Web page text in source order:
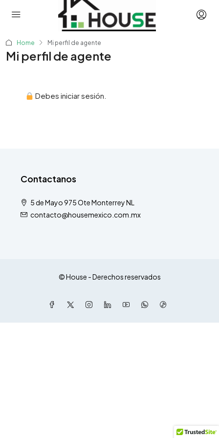
Home Mi perfil de agente
Mi perfil de agente
Debes iniciar sesión.
Contactanos
5 de Mayo 975 Ote Monterrey NL
contacto@housemexico.com.mx
© House - Derechos reservados